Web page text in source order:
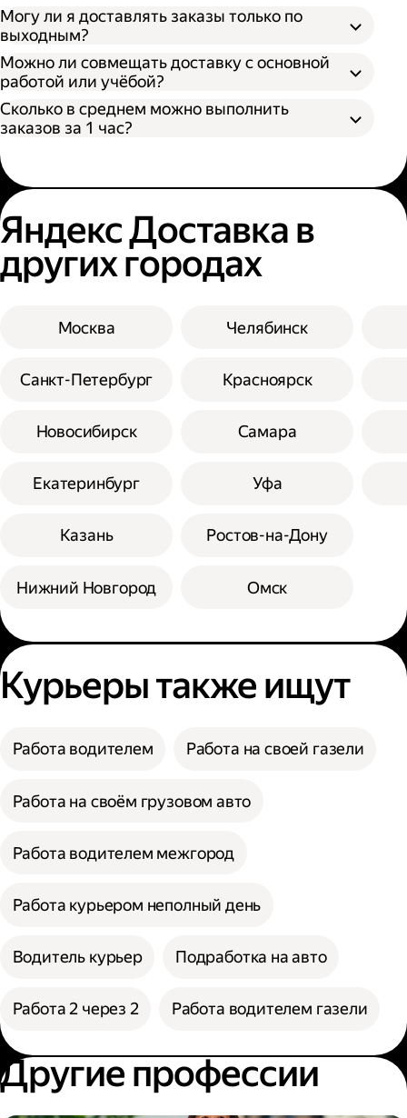
Могу ли я доставлять заказы только по
выходным?
Можно ли совмещать доставку с основной
работой или учёбой?
Сколько в среднем можно выполнить
заказов за 1 час?
Яндекс Доставка в
других городах
Москва
Санкт-Петербург
Новосибирск
Екатеринбург
Казань
Нижний Новгород
Челябинск
Красноярск
Самара
Уфа
Ростов-на-Дону
Омск
Курьеры также ищут
Работа водителем Работа на своей газели
Работа на своём грузовом авто
Работа водителем межгород
Работа курьером неполный день
Водитель курьер Подработка на авто
Работа 2 через 2 Работа водителем газели
Другие профессии